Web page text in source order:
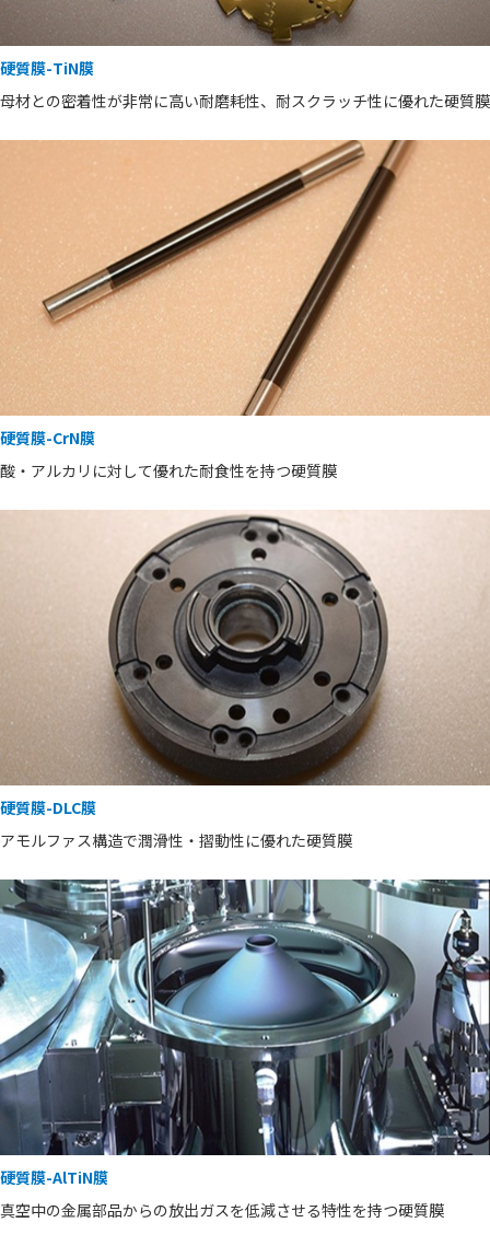
硬質膜-TiN膜
母材との密着性が非常に高い耐磨耗性、耐スクラッチ性に優れた硬質膜
硬質膜-CrN膜
酸・アルカリに対して優れた耐食性を持つ硬質膜
硬質膜-DLC膜
アモルファス構造で潤滑性・摺動性に優れた硬質膜
硬質膜-AlTiN膜
真空中の金属部品からの放出ガスを低減させる特性を持つ硬質膜